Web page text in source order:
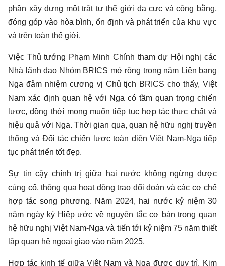
phần xây dựng một trật tự thế giới đa cực và công bằng,
đóng góp vào hòa bình, ổn định và phát triển của khu vực
và trên toàn thế giới.
Việc Thủ tướng Phạm Minh Chính tham dự Hội nghị các
Nhà lãnh đạo Nhóm BRICS mở rộng trong năm Liên bang
Nga đảm nhiệm cương vị Chủ tịch BRICS cho thấy, Việt
Nam xác định quan hệ với Nga có tầm quan trọng chiến
lược, đồng thời mong muốn tiếp tục hợp tác thực chất và
hiệu quả với Nga. Thời gian qua, quan hệ hữu nghị truyền
thống và Ðối tác chiến lược toàn diện Việt Nam-Nga tiếp
tục phát triển tốt đẹp.
Sự tin cậy chính trị giữa hai nước không ngừng được
củng cố, thông qua hoạt động trao đổi đoàn và các cơ chế
hợp tác song phương. Năm 2024, hai nước kỷ niệm 30
năm ngày ký Hiệp ước về nguyên tắc cơ bản trong quan
hệ hữu nghị Việt Nam-Nga và tiến tới kỷ niệm 75 năm thiết
lập quan hệ ngoại giao vào năm 2025.
Hợp tác kinh tế giữa Việt Nam và Nga được duy trì. Kim